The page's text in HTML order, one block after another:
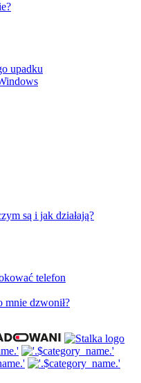
upadku
są i jak działają?
telefon
mnie dzwonił?